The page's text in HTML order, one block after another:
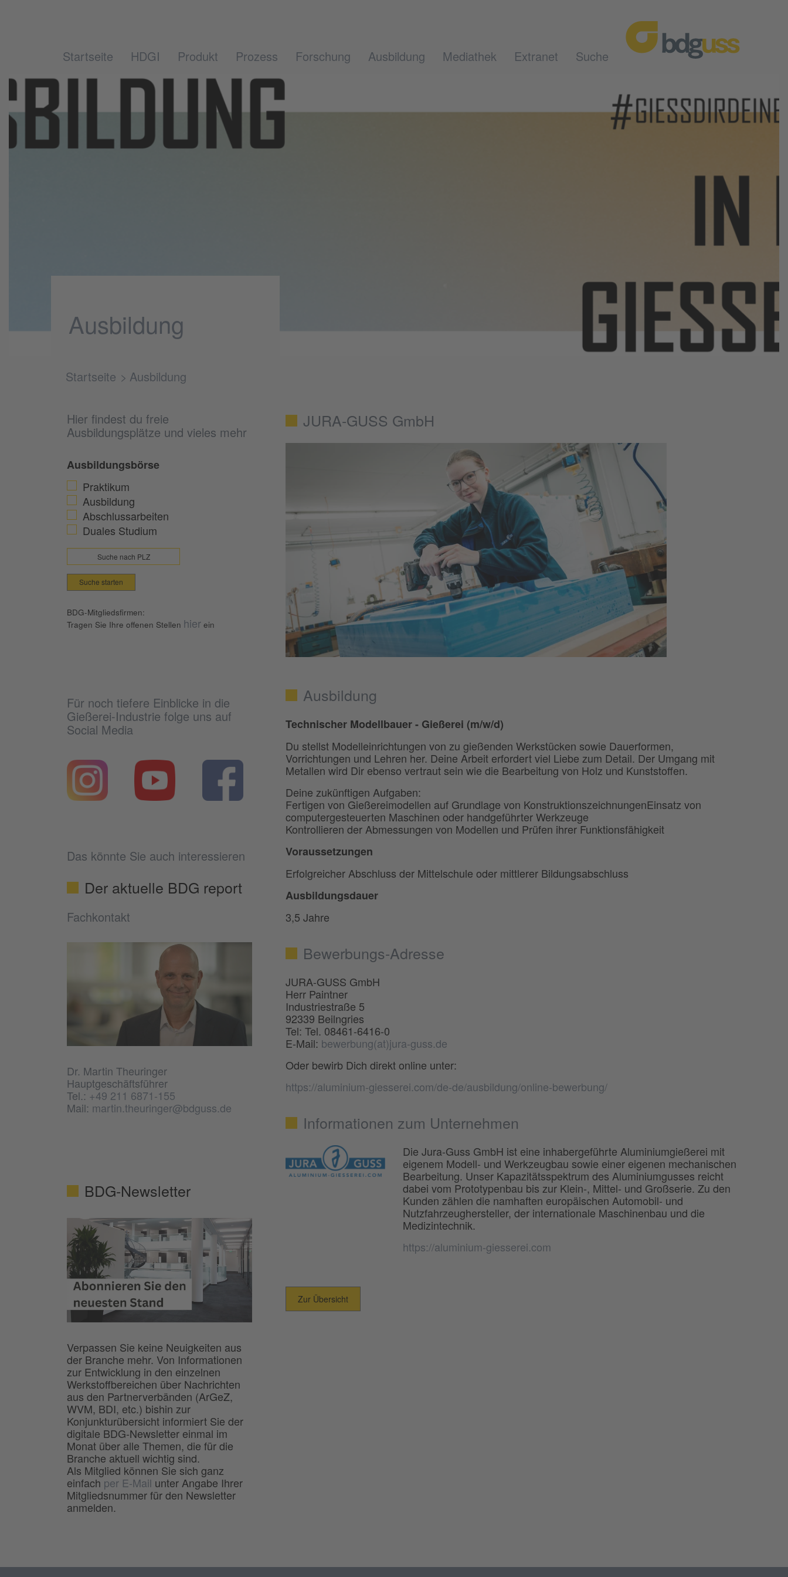
Startseite HDGI Produkt Prozess Forschung Ausbildung Mediathek Extranet Suche
Ausbildung
Startseite Ausbildung
Hier findest du freie
Ausbildungsplätze und vieles mehr
Ausbildungsbörse
Praktikum
Ausbildung
Abschlussarbeiten
Duales Studium
Suche starten
BDG-Mitgliedsfirmen:
Tragen Sie Ihre offenen Stellen hier ein
Für noch tiefere Einblicke in die
Gießerei-Industrie folge uns auf
Social Media
Das könnte Sie auch interessieren
Der aktuelle BDG report
Fachkontakt
Dr. Martin Theuringer
Hauptgeschäftsführer
Tel.: +49 211 6871-155
Mail: martin.theuringer@bdguss.de
BDG-Newsletter
Verpassen Sie keine Neuigkeiten aus
der Branche mehr. Von Informationen
zur Entwicklung in den einzelnen
Werkstoffbereichen über Nachrichten
aus den Partnerverbänden (ArGeZ,
WVM, BDI, etc.) bishin zur
Konjunkturübersicht informiert Sie der
digitale BDG-Newsletter einmal im
Monat über alle Themen, die für die
Branche aktuell wichtig sind.
Als Mitglied können Sie sich ganz
einfachper E-Mail unter Angabe Ihrer
Mitgliedsnummer für den Newsletter
anmelden.
JURA-GUSS GmbH
Ausbildung
Technischer Modellbauer - Gießerei (m/w/d)
Du stellst Modelleinrichtungen von zu gießenden Werkstücken sowie Dauerformen,
Vorrichtungen und Lehren her. Deine Arbeit erfordert viel Liebe zum Detail. Der Umgang mit
Metallen wird Dir ebenso vertraut sein wie die Bearbeitung von Holz und Kunststoffen.
Deine zukünftigen Aufgaben:
Fertigen von Gießereimodellen auf Grundlage von KonstruktionszeichnungenEinsatz von
computergesteuerten Maschinen oder handgeführter Werkzeuge
Kontrollieren der Abmessungen von Modellen und Prüfen ihrer Funktionsfähigkeit
Voraussetzungen
Erfolgreicher Abschluss der Mittelschule oder mittlerer Bildungsabschluss
Ausbildungsdauer
3,5 Jahre
Bewerbungs-Adresse
JURA-GUSS GmbH
Herr Paintner
Industriestraße 5
92339 Beilngries
Tel: Tel. 08461-6416-0
E-Mail: bewerbung(at)jura-guss.de
Oder bewirb Dich direkt online unter:
https://aluminium-giesserei.com/de-de/ausbildung/online-bewerbung/
Informationen zum Unternehmen
Die Jura-Guss GmbH ist eine inhabergeführte Aluminiumgießerei mit
eigenem Modell- und Werkzeugbau sowie einer eigenen mechanischen
Bearbeitung. Unser Kapazitätsspektrum des Aluminiumgusses reicht
dabei vom Prototypenbau bis zur Klein-, Mittel- und Großserie. Zu den
Kunden zählen die namhaften europäischen Automobil- und
Nutzfahrzeughersteller, der internationale Maschinenbau und die
Medizintechnik.
https://aluminium-giesserei.com
Zur Übersicht